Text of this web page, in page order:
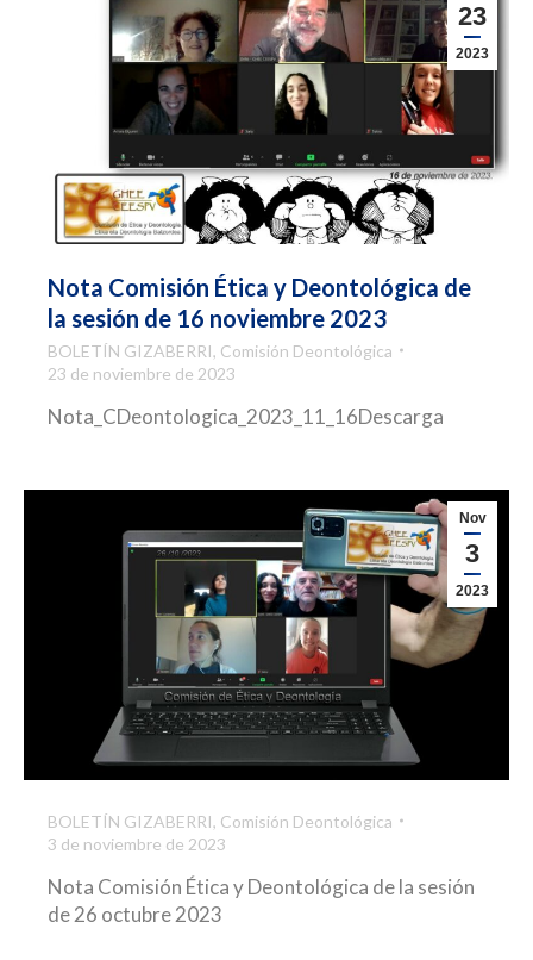
23
2023
Nota Comisión Ética y Deontológica de
la sesión de 16 noviembre 2023
BOLETÍN GIZABERRI, Comisión Deontológica
23 de noviembre de 2023
Nota_CDeontologica_2023_11_16Descarga
Nov
3
2023
BOLETÍN GIZABERRI, Comisión Deontológica
3 de noviembre de 2023
Nota Comisión Ética y Deontológica de la sesión
de 26 octubre 2023